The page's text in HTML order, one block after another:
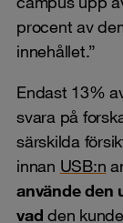
procent av
innehållet.”
Endast 13%
svara på
särskilda
innan USB:n
använde den
vad den